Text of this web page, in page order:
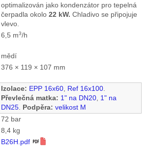
optimalizován jako kondenzátor pro tepelná
čerpadla okolo 22 kW. Chladivo se připojuje
vlevo.
6,5 m3/h
mědí
376 × 119 × 107 mm
Izolace: EPP 16x60, Ref 16x100.
Převlečná matka: 1" na DN20, 1" na
DN25. Podpěra: velikost M
72 bar
8,4 kg
B26H.pdf